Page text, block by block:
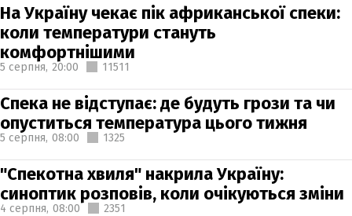
На Україну чекає пік африканської спеки:
коли температури стануть
комфортнішими
5 серпня, 20:00 11511
Спека не відступає: де будуть грози та чи
опуститься температура цього тижня
5 серпня, 08:00 1325
"Спекотна хвиля" накрила Україну:
синоптик розповів, коли очікуються зміни
4 серпня, 08:00 2351